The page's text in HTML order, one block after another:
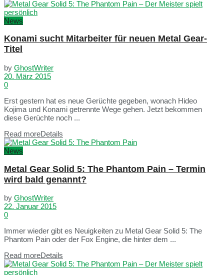
News
Konami sucht Mitarbeiter für neuen Metal Gear-
Titel
by GhostWriter
20. März 2015
0
Erst gestern hat es neue Gerüchte gegeben, wonach Hideo
Kojima und Konami getrennte Wege gehen. Jetzt bekommen
diese Gerüchte noch ...
Read moreDetails
News
Metal Gear Solid 5: The Phantom Pain – Termin
wird bald genannt?
by GhostWriter
22. Januar 2015
0
Immer wieder gibt es Neuigkeiten zu Metal Gear Solid 5: The
Phantom Pain oder der Fox Engine, die hinter dem ...
Read moreDetails